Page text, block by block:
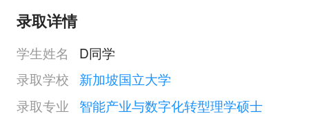
录取详情
学生姓名
D同学
录取学校
新加坡国立大学
录取专业
智能产业与数字化转型理学硕士